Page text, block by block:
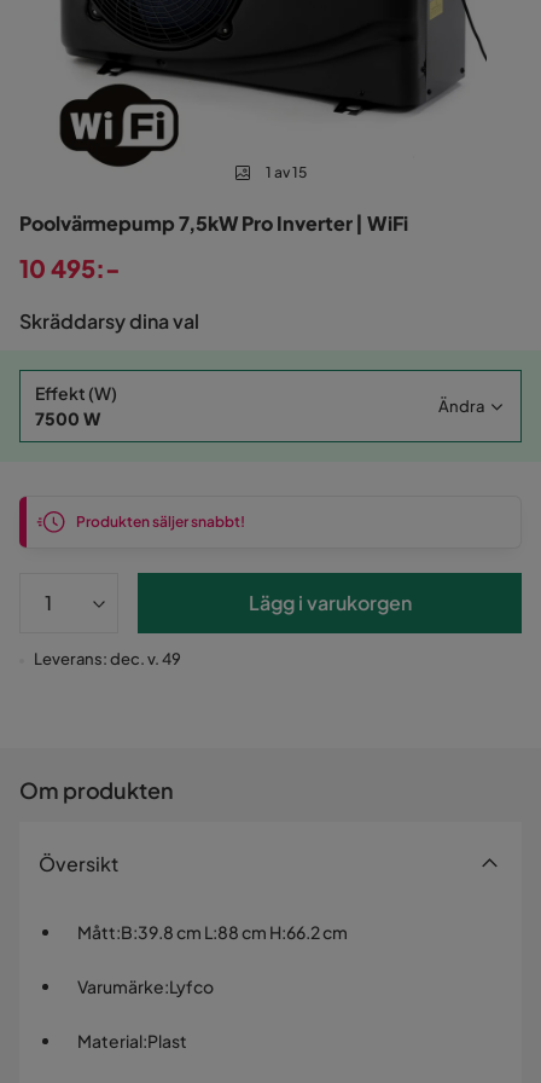
1 av 15
Poolvärmepump 7,5kW Pro Inverter | WiFi
Pris
10 495:-
Skräddarsy dina val
Effekt (W)
7500 W
Ändra
Produkten säljer snabbt!
Lägg i varukorgen
Leverans: dec. v. 49
Om produkten
Översikt
Mått:B:39.8 cm L:88 cm H:66.2 cm
Varumärke:Lyfco
Material:Plast